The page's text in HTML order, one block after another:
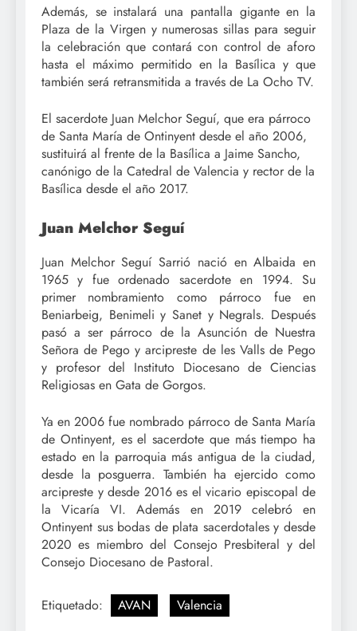
Además, se instalará una pantalla gigante en la
Plaza de la Virgen y numerosas sillas para seguir
la celebración que contará con control de aforo
hasta el máximo permitido en la Basílica y que
también será retransmitida a través de La Ocho TV.
El sacerdote Juan Melchor Seguí, que era párroco
de Santa María de Ontinyent desde el año 2006,
sustituirá al frente de la Basílica a Jaime Sancho,
canónigo de la Catedral de Valencia y rector de la
Basílica desde el año 2017.
Juan Melchor Seguí
Juan Melchor Seguí Sarrió nació en Albaida en
1965 y fue ordenado sacerdote en 1994. Su
primer nombramiento como párroco fue en
Beniarbeig, Benimeli y Sanet y Negrals. Después
pasó a ser párroco de la Asunción de Nuestra
Señora de Pego y arcipreste de les Valls de Pego
y profesor del Instituto Diocesano de Ciencias
Religiosas en Gata de Gorgos.
Ya en 2006 fue nombrado párroco de Santa María
de Ontinyent, es el sacerdote que más tiempo ha
estado en la parroquia más antigua de la ciudad,
desde la posguerra. También ha ejercido como
arcipreste y desde 2016 es el vicario episcopal de
la Vicaría VI. Además en 2019 celebró en
Ontinyent sus bodas de plata sacerdotales y desde
2020 es miembro del Consejo Presbiteral y del
Consejo Diocesano de Pastoral.
Etiquetado: AVAN Valencia